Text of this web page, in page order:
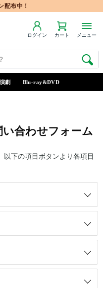
配布中！
ログイン カート メニュー
劇 Blu-ray&DVD
合わせフォーム
以下の項目ボタンより各項目